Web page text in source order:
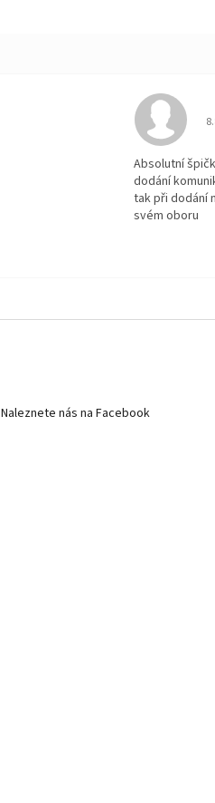
je 5 z 5 hvězdiček.
Absolutní
dodání
tak při dodání
svém oboru
Naleznete nás na Facebook